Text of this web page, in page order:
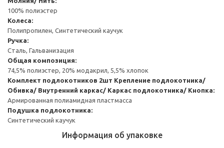
100% полиэстер
Колеса:
Полипропилен, Синтетический каучук
Ручка:
Сталь, Гальванизация
Общая композиция:
74,5% полиэстер, 20% модакрил, 5,5% хлопок
Комплект подлокотников 2шт Крепление подлокотника/
Обивка/ Внутренний каркас/ Каркас подлокотника/ Кнопка:
Армированная полиамидная пластмасса
Подушка подлокотника:
Синтетический каучук
Информация об упаковке